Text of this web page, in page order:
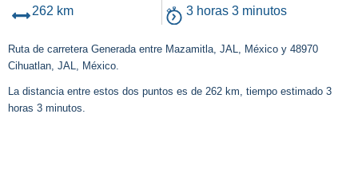
262 km 3 horas 3 minutos
Ruta de carretera Generada entre Mazamitla, JAL, México y 48970
Cihuatlan, JAL, México.
La distancia entre estos dos puntos es de 262 km, tiempo estimado 3
horas 3 minutos.